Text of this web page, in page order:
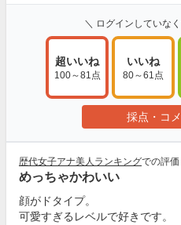
＼ ログインしていな
超いいね
100～81点
いいね
80～61点
採点・コ
歴代女子アナ美人ランキングでの評価
めっちゃかわいい
顔がドタイプ。
可愛すぎるレベルで好きです。